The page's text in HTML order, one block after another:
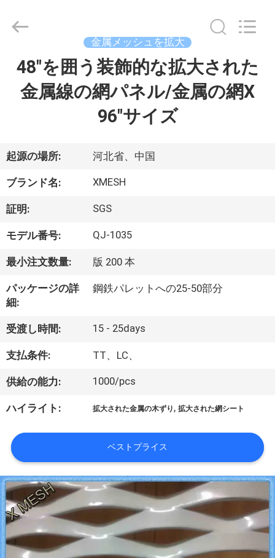
家
私
達
に
つ
て
場
旅
行
品
質
管
理
2026
金属メッシュを拡大
48"を囲う装飾的な拡大された
金属線の網パネル/金属の網X
96"サイズ
起源の場所: 河北省、中国
ブランド名: XMESH
証明: SGS
モデル番号: QJ-1035
最小注文数量: 版 200 本
パッケージの詳
細:
鋼鉄パレットへの25-50部分
受渡し時間: 15 - 25days
支払条件: TT、LC、
供給の能力: 1000/pcs
ハイライト: 拡大された金属の木ずり ,拡大された網シート
ベストプライス